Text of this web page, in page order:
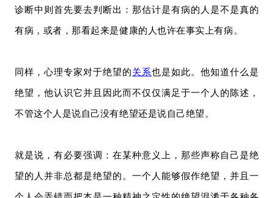
诊断中则首先要去判断出：那估计是有病的人是不是真的
有病，或者，那看起来是健康的人也许在事实上有病。
同样，心理专家对于绝望的关系也是如此。他知道什么是
绝望，他认识它并且因此而不仅仅满足于一个人的陈述，
不管这个人是说自己没有绝望还是说自己绝望。
就是说，有必要强调：在某种意义上，那些声称自己是绝
望的人并非总都是绝望的。一个人能够假作绝望，并且一